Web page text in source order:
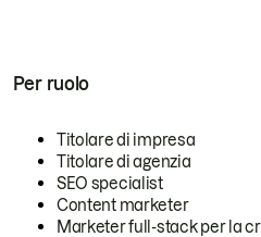
Per ruolo
Titolare di impresa
Titolare di agenzia
SEO specialist
Content marketer
Marketer full-stack per la